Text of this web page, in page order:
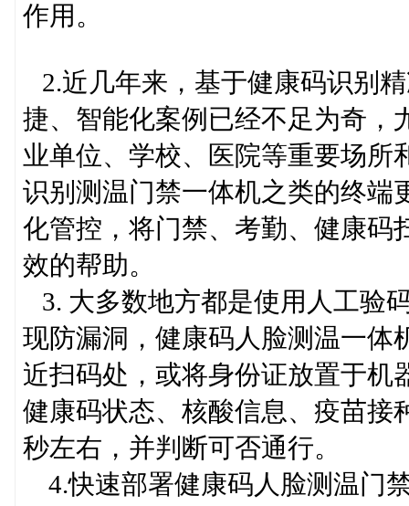
作用。
2.近几年来，基于健康码识别
捷、智能化案例已经不足为奇，
业单位、学校、医院等重要场所
识别测温门禁一体机之类的终端
化管控，将门禁、考勤、健康码
效的帮助。
3. 大多数地方都是使用人工验
现防漏洞，健康码人脸测温一体
近扫码处，或将身份证放置于机
健康码状态、核酸信息、疫苗接
秒左右，并判断可否通行。
4.快速部署健康码人脸测温门